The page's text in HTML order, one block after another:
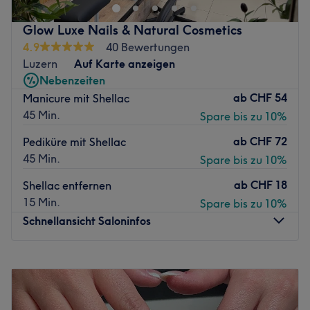
viel Liebe zum Detail eingerichtet, um Ihnen eine
entspannte und luxuriöse Atmosphäre zu bieten. Die
geschmackvolle Einrichtung, sanfte Farben und eine
ruhige Umgebung schaffen den perfekten Rahmen für
Ihre Behandlungen. Hier können Sie sich zurücklehnen,
entspannen und den erstklassigen Service geniessen.
Zurück zur Salonansicht
Glow Luxe Nails & Natural Cosmetics
4.9
40 Bewertungen
Luzern
Auf Karte anzeigen
Nebenzeiten
Manicure mit Shellac
45 Min.
ab CHF 54
Spare bis zu 10%
Pediküre mit Shellac
45 Min.
ab CHF 72
Spare bis zu 10%
Shellac entfernen
15 Min.
ab CHF 18
Spare bis zu 10%
Schnellansicht Saloninfos
10:00
Mittwoch
10:00 –18:30